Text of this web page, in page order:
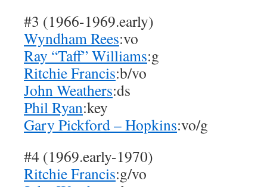
#3 (1966-1969.early)
Wyndham Rees:vo
Ray “Taff” Williams:g
Ritchie Francis:b/vo
John Weathers:ds
Phil Ryan:key
Gary Pickford – Hopkins:vo/g
#4 (1969.early-1970)
Ritchie Francis:g/vo